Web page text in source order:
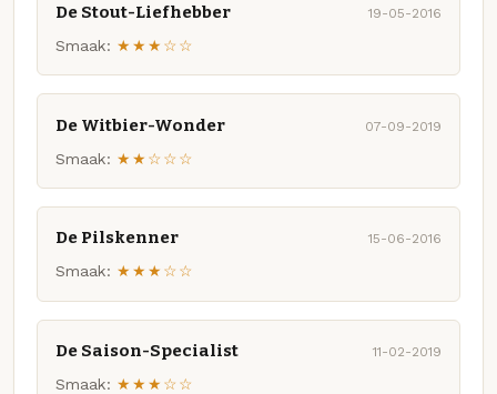
De Stout-Liefhebber 19-05-2016
Smaak: ★★★☆☆
De Witbier-Wonder 07-09-2019
Smaak: ★★☆☆☆
De Pilskenner 15-06-2016
Smaak: ★★★☆☆
De Saison-Specialist 11-02-2019
Smaak: ★★★☆☆